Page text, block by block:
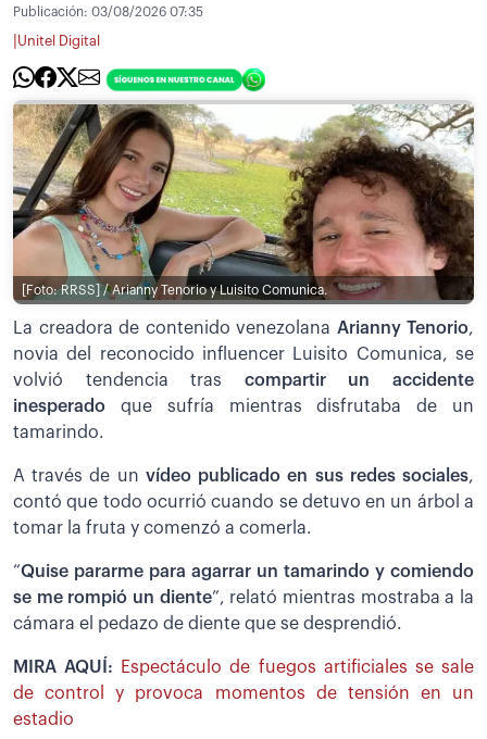
Publicación: 03/08/2026 07:35
Unitel Digital
[Foto: RRSS] / Arianny Tenorio y Luisito Comunica.
La creadora de contenido venezolana Arianny Tenorio,
novia del reconocido influencer Luisito Comunica, se
volvió tendencia tras compartir un accidente
inesperado que sufría mientras disfrutaba de un
tamarindo.
A través de un vídeo publicado en sus redes sociales,
contó que todo ocurrió cuando se detuvo en un árbol a
tomar la fruta y comenzó a comerla.
“Quise pararme para agarrar un tamarindo y comiendo
se me rompió un diente”, relató mientras mostraba a la
cámara el pedazo de diente que se desprendió.
MIRA AQUÍ:
Espectáculo de fuegos artificiales se sale
de control y provoca momentos de tensión en un
estadio